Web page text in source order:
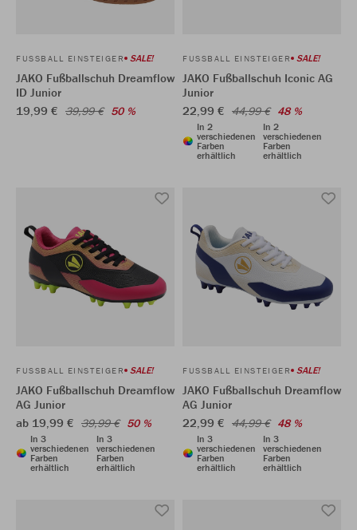
FUSSBALL EINSTEIGER SALE!
JAKO Fußballschuh Dreamflow
ID Junior
19,99 € 39,99 € 50 %
FUSSBALL EINSTEIGER SALE!
JAKO Fußballschuh Iconic AG
Junior
22,99 € 44,99 € 48 %
In 2
verschiedenen
Farben
erhältlich
In 2
verschiedenen
Farben
erhältlich
FUSSBALL EINSTEIGER SALE!
JAKO Fußballschuh Dreamflow
AG Junior
ab 19,99 € 39,99 € 50 %
In 3
verschiedenen
Farben
erhältlich
In 3
verschiedenen
Farben
erhältlich
FUSSBALL EINSTEIGER SALE!
JAKO Fußballschuh Dreamflow
AG Junior
22,99 € 44,99 € 48 %
In 3
verschiedenen
Farben
erhältlich
In 3
verschiedenen
Farben
erhältlich